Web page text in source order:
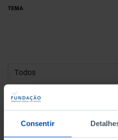
Consentir
TEMA
DATA DE INÍCIO
DATA DE FIM